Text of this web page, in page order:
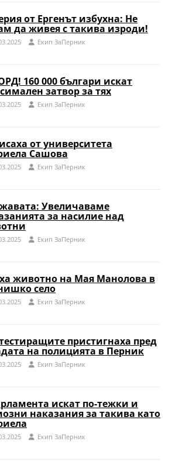
от Ергенът избухна: Не
да живея с такива изроди!
Eкип ЗаПерник
160 000 българи искат
затвор за тях
Eкип ЗаПерник
от университета
Сашова
Eкип ЗаПерник
Увеличаваме
за насилие над
Eкип ЗаПерник
животно на Мая Манолова в
село
Eкип ЗаПерник
пристигнаха пред
на полицията в Перник
Eкип ЗаПерник
искат по-тежки и
наказания за такива като
Eкип ЗаПерник